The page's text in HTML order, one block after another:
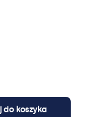
do koszyka